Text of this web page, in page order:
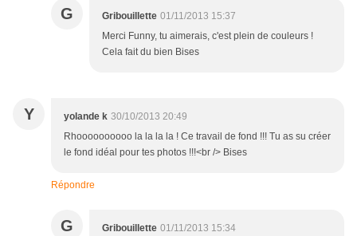
G Gribouillette 01/11/2013 15:37
Merci Funny, tu aimerais, c'est plein de couleurs !
Cela fait du bien Bises
Y yolande k 30/10/2013 20:49
Rhoooooooooo la la la la ! Ce travail de fond !!! Tu as su créer
le fond idéal pour tes photos !!!<br /> Bises
Répondre
G Gribouillette 01/11/2013 15:34